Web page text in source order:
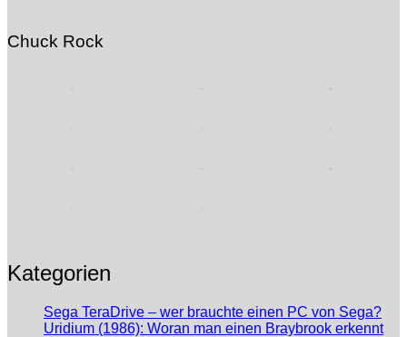
Chuck Rock
Kategorien
Sega TeraDrive – wer brauchte einen PC von Sega?
Uridium (1986): Woran man einen Braybrook erkennt